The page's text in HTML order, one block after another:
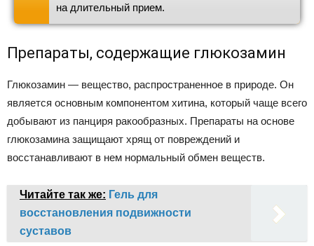
на длительный прием.
Препараты, содержащие глюкозамин
Глюкозамин — вещество, распространенное в природе. Он
является основным компонентом хитина, который чаще всего
добывают из панциря ракообразных. Препараты на основе
глюкозамина защищают хрящ от повреждений и
восстанавливают в нем нормальный обмен веществ.
Читайте так же: Гель для
восстановления подвижности
суставов